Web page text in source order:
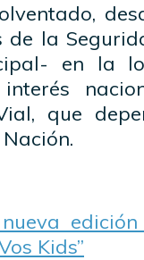
de la
en la
que
Kids”